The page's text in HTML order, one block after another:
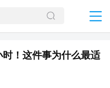
！这件事为什么最适